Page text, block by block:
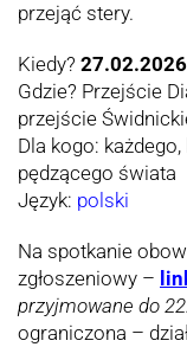
przejąć stery.
Kiedy?
Gdzie? Przejście
przejście
Dla kogo:
pędzącego świata
Język: polski
Na spotkanie
zgłoszeniowy –
przyjmowane do
ograniczona –